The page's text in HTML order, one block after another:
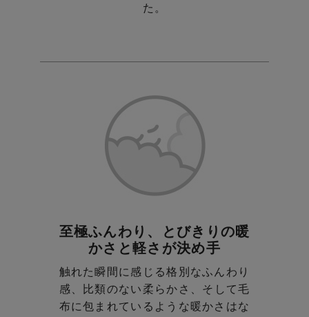
た。
至極ふんわり、とびきりの暖
かさと軽さが決め手
触れた瞬間に感じる格別なふんわり
感、比類のない柔らかさ、 そして毛
布に包まれているような暖かさはな